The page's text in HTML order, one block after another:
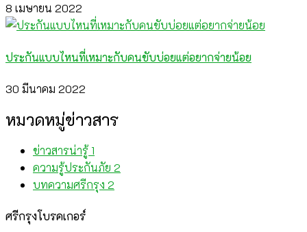
8 เมษายน 2022
ประกันแบบไหนที่เหมาะกับคนขับบ่อยแต่อยากจ่ายน้อย
30 มีนาคม 2022
หมวดหมู่ข่าวสาร
ข่าวสารน่ารู้ 1
ความรู้ประกันภัย 2
บทความศรีกรุง 2
ศรีกรุงโบรคเกอร์